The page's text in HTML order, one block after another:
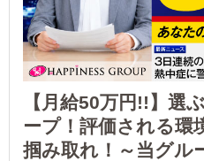
【月給50万円!!】選
ープ！評価される環
掴み取れ！～当グル